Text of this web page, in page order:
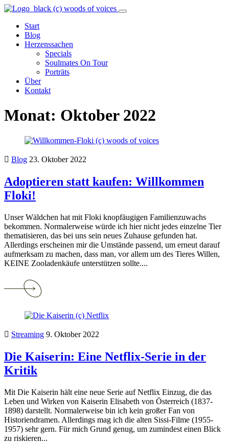
woodsofvoices.de
Reviews,
Start
Blog
Herzenssachen
Specials
Soulmates On Tour
Porträts
Über
Kontakt
Monat: Oktober 2022
Blog 23. Oktober 2022
Adoptieren statt kaufen: Willkommen
Floki!
Unser Wäldchen hat mit Floki knopfäugigen Familienzuwachs
bekommen. Normalerweise würde ich hier nicht jedes einzelne Tier
thematisieren, das bei uns sein neues Zuhause gefunden hat.
Allerdings erscheinen mir die Umstände passend, um erneut darauf
aufmerksam zu machen, dass man, vor allem um des Tieres Willen,
KEINE Zooladenkäufe unterstützen sollte....
kaufen:
Floki!
Streaming 9. Oktober 2022
Die Kaiserin: Eine Netflix-Serie in der
Kritik
Mit Die Kaiserin hält eine neue Serie auf Netflix Einzug, die das
Leben und Wirken von Kaiserin Elisabeth von Österreich (1837-
1898) darstellt. Normalerweise bin ich kein großer Fan von
Historiendramen. Allerdings mag ich die alten Sissi-Filme (1955-
1957) sehr gern. Für mich Grund genug, um zumindest einen Blick
zu riskieren...